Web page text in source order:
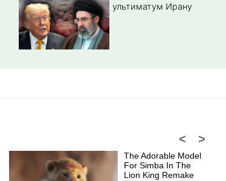
ультиматум Ирану
>
<
The Adorable Model
For Simba In The
Lion King Remake